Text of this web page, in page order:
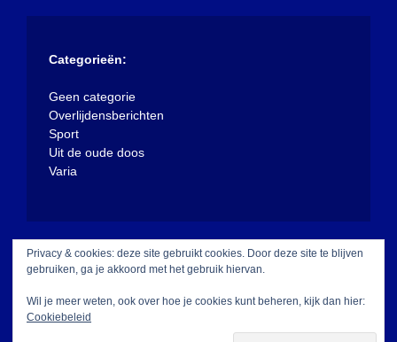
Categorieën:
Geen categorie
Overlijdensberichten
Sport
Uit de oude doos
Varia
Privacy & cookies: deze site gebruikt cookies. Door deze site te blijven
gebruiken, ga je akkoord met het gebruik hiervan.
Wil je meer weten, ook over hoe je cookies kunt beheren, kijk dan hier:
Cookiebeleid